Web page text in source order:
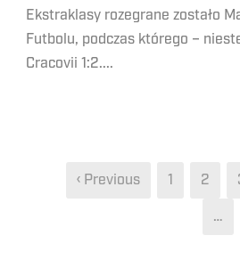
Ekstraklasy rozegrane zostało
Futbolu, podczas którego –
Cracovii 1:2....
‹ Previous 1 2
…